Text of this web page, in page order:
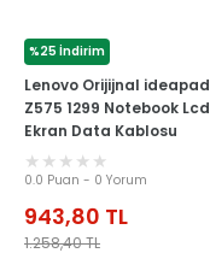
%25 İndirim
LENOVO
Lenovo Orijijnal ideapad
Z575 1299 Notebook Lcd
Ekran Data Kablosu
0.0 Puan - 0 Yorum
943,80 TL
1.258,40TL